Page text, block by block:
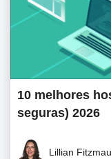
10 melhores
seguras) 2026
Lillian